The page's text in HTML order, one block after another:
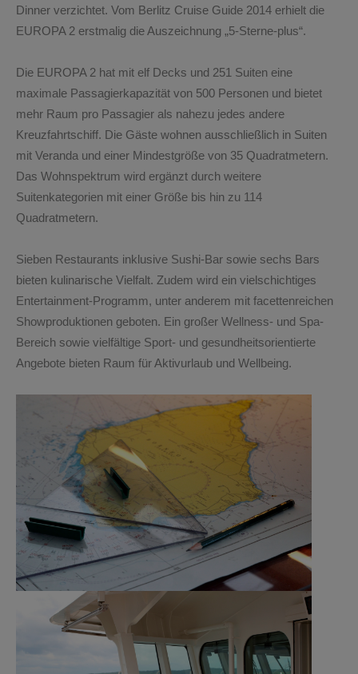
Dinner verzichtet. Vom Berlitz Cruise Guide 2014 erhielt die
EUROPA 2 erstmalig die Auszeichnung „5-Sterne-plus“.
Die EUROPA 2 hat mit elf Decks und 251 Suiten eine
maximale Passagierkapazität von 500 Personen und bietet
mehr Raum pro Passagier als nahezu jedes andere
Kreuzfahrtschiff. Die Gäste wohnen ausschließlich in Suiten
mit Veranda und einer Mindestgröße von 35 Quadratmetern.
Das Wohnspektrum wird ergänzt durch weitere
Suitenkategorien mit einer Größe bis hin zu 114
Quadratmetern.
Sieben Restaurants inklusive Sushi-Bar sowie sechs Bars
bieten kulinarische Vielfalt. Zudem wird ein vielschichtiges
Entertainment-Programm, unter anderem mit facettenreichen
Showproduktionen geboten. Ein großer Wellness- und Spa-
Bereich sowie vielfältige Sport- und gesundheitsorientierte
Angebote bieten Raum für Aktivurlaub und Wellbeing.